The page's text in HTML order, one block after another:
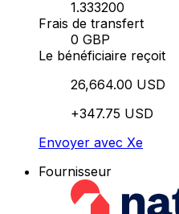
1.333200
Frais de transfert
0 GBP
Le bénéficiaire reçoit
26,664.00 USD
+347.75 USD
Envoyer avec Xe
Fournisseur